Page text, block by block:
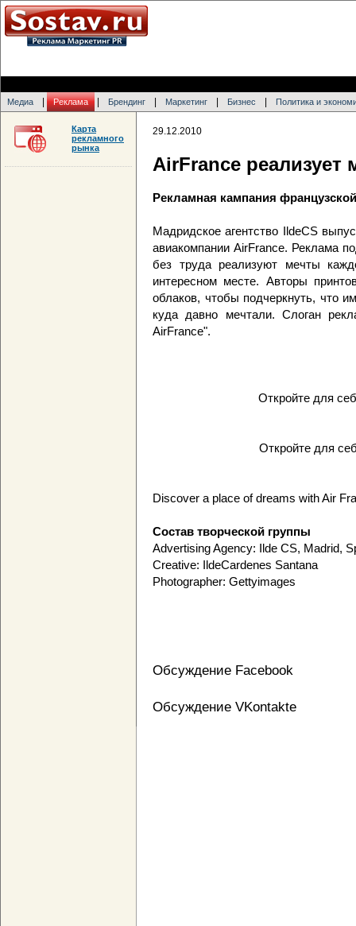
Медиа Реклама Брендинг Маркетинг Бизнес Политика и
29.12.2010
AirFrance реализует
Рекламная кампания
Мадридское агентство IldeCS
авиакомпании AirFrance. Реклама
без труда реализуют мечты
интересном месте. Авторы
облаков, чтобы подчеркнуть, что
куда давно мечтали. Слоган
AirFrance".
Откройте для
Откройте для
Discover a place of dreams with Air
Состав творческой группы
Advertising Agency: Ilde CS, Madrid,
Creative: IldeCardenes Santana
Photographer: Gettyimages
Обсуждение Facebook
Обсуждение VKontakte
Карта
рекламного
рынка